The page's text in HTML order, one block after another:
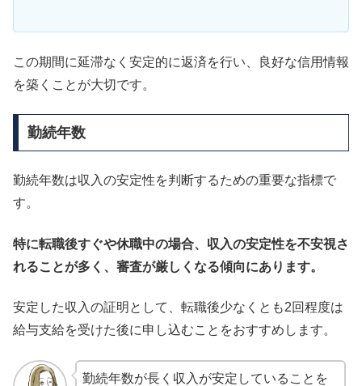
この期間に延滞なく安定的に返済を行い、良好な信用情報
を築くことが大切です。
勤続年数
勤続年数は収入の安定性を判断するための重要な指標で
す。
特に転職後すぐや休職中の場合、収入の安定性を不安視さ
れることが多く、審査が厳しくなる傾向にあります。
安定した収入の証明として、転職後少なくとも2回程度は
給与支給を受けた後に申し込むことをおすすめします。
勤続年数が長く収入が安定していることを